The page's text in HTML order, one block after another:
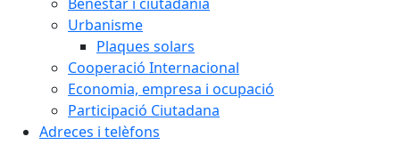
Urbanisme
Plaques solars
Cooperació Internacional
Economia, empresa i ocupació
Participació Ciutadana
Adreces i telèfons